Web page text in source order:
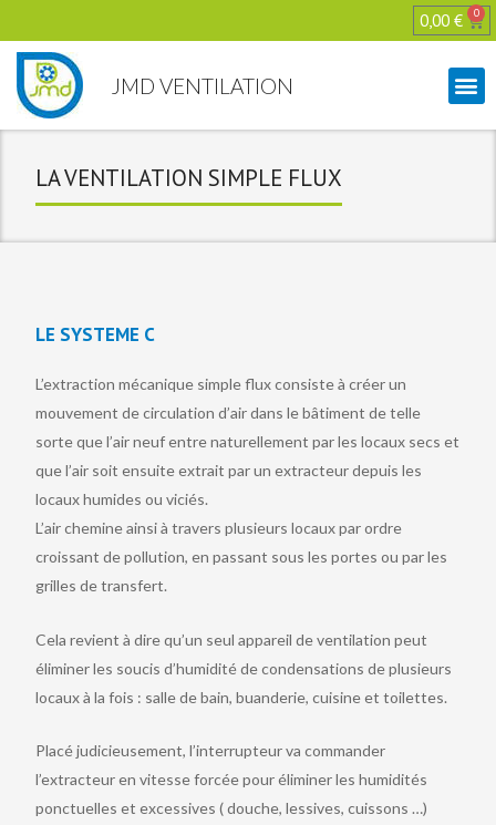
0,00 € 0
JMD VENTILATION
LA VENTILATION SIMPLE FLUX
LE SYSTEME C
L’extraction mécanique simple flux consiste à créer un
mouvement de circulation d’air dans le bâtiment de telle
sorte que l’air neuf entre naturellement par les locaux secs et
que l’air soit ensuite extrait par un extracteur depuis les
locaux humides ou viciés.
L’air chemine ainsi à travers plusieurs locaux par ordre
croissant de pollution, en passant sous les portes ou par les
grilles de transfert.
Cela revient à dire qu’un seul appareil de ventilation peut
éliminer les soucis d’humidité de condensations de plusieurs
locaux à la fois : salle de bain, buanderie, cuisine et toilettes.
Placé judicieusement, l’interrupteur va commander
l’extracteur en vitesse forcée pour éliminer les humidités
ponctuelles et excessives ( douche, lessives, cuissons …)